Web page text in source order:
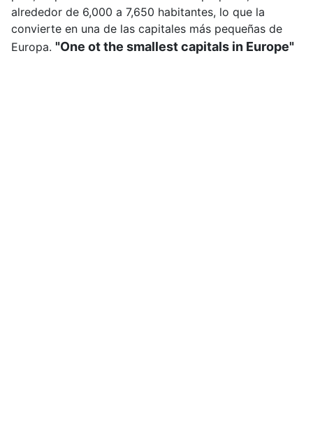
alrededor de 6,000 a 7,650 habitantes, lo que la
convierte en una de las capitales más pequeñas de
Europa. "One ot the smallest capitals in Europe"